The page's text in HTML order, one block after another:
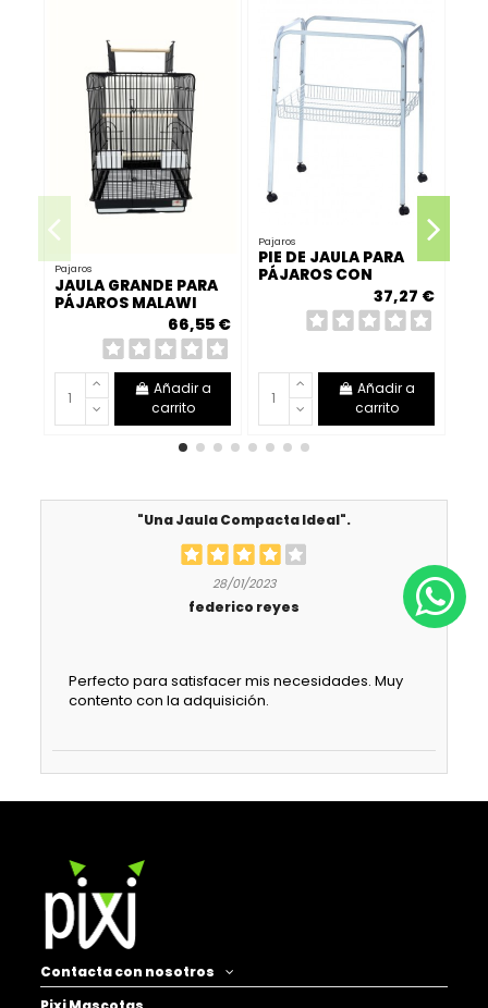
Pajaros
JAULA GRANDE PARA
PÁJAROS MALAWI
BLANCA/NEGRA66,55 €
Añadir a
carrito
Pajaros
PIE DE JAULA PARA
PÁJAROS CON
37,27 €
Añadir a
carrito
"Una Jaula Compacta Ideal".
28/01/2023
federico reyes
Perfecto para satisfacer mis necesidades. Muy
contento con la adquisición.
Contacta con nosotros